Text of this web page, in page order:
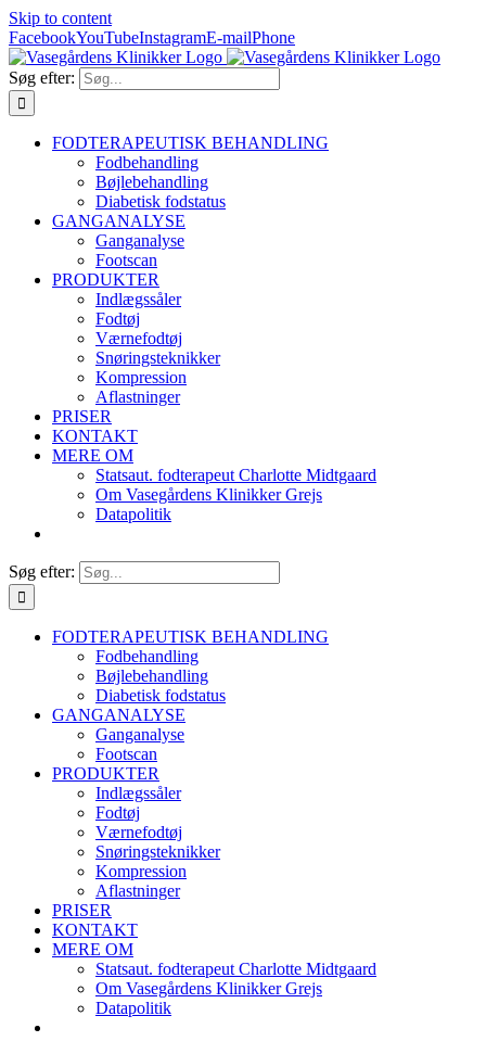
Skip to content
FacebookYouTubeInstagramE-mailPhone
Søg efter:
FODTERAPEUTISK BEHANDLING
Fodbehandling
Bøjlebehandling
Diabetisk fodstatus
GANGANALYSE
Ganganalyse
Footscan
PRODUKTER
Indlægssåler
Fodtøj
Værnefodtøj
Snøringsteknikker
Kompression
Aflastninger
PRISER
KONTAKT
MERE OM
Statsaut. fodterapeut Charlotte Midtgaard
Om Vasegårdens Klinikker Grejs
Datapolitik
Søg efter:
FODTERAPEUTISK BEHANDLING
Fodbehandling
Bøjlebehandling
Diabetisk fodstatus
GANGANALYSE
Ganganalyse
Footscan
PRODUKTER
Indlægssåler
Fodtøj
Værnefodtøj
Snøringsteknikker
Kompression
Aflastninger
PRISER
KONTAKT
MERE OM
Statsaut. fodterapeut Charlotte Midtgaard
Om Vasegårdens Klinikker Grejs
Datapolitik